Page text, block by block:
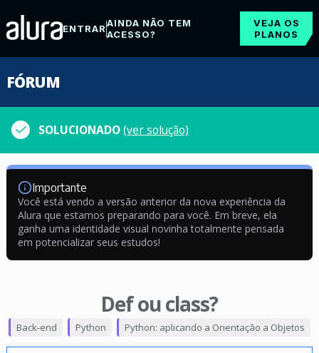
ENTRARAINDA NÃO TEM
ACESSO?
VEJA OS
PLANOS
FÓRUM
SOLUCIONADO(ver solução)
Importante
Você está vendo a versão anterior da nova experiência da
Alura que estamos preparando para você. Em breve, ela
ganha uma identidade visual novinha totalmente pensada
em potencializar seus estudos!
Def ou class?
Back-end Python Python: aplicando a Orientação a Objetos